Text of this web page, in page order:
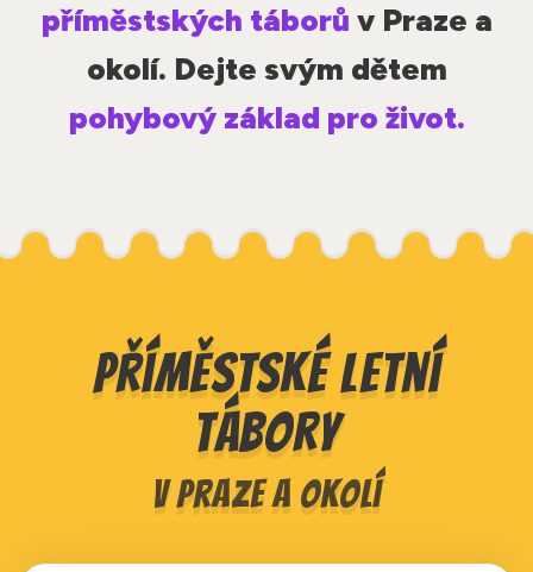
příměstských táborů v Praze a
okolí. Dejte svým dětem
pohybový základ pro život.
Příměstské letní
tábory
V Praze a okolí